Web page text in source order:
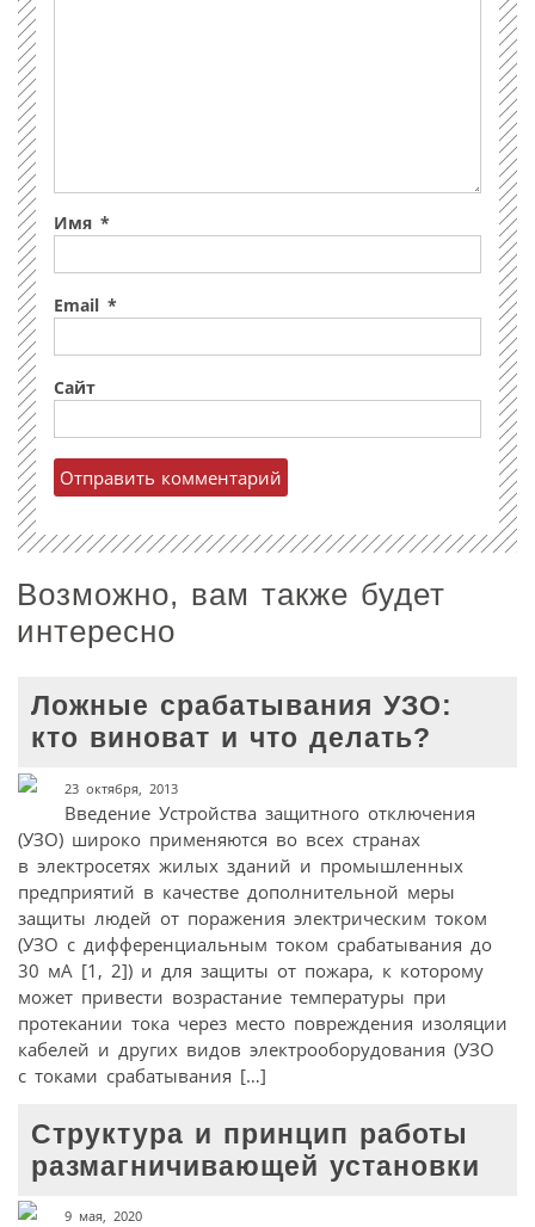
Имя *
Email *
Сайт
Возможно, вам также будет
интересно
Ложные срабатывания УЗО:
кто виноват и что делать?
23 октября, 2013
Введение Устройства защитного отключения
(УЗО) широко применяются во всех странах
в электросетях жилых зданий и промышленных
предприятий в качестве дополнительной меры
защиты людей от поражения электрическим током
(УЗО с дифференциальным током срабатывания до
30 мА [1, 2]) и для защиты от пожара, к которому
может привести возрастание температуры при
протекании тока через место повреждения изоляции
кабелей и других видов электрооборудования (УЗО
с токами срабатывания […]
Структура и принцип работы
размагничивающей установки
9 мая, 2020